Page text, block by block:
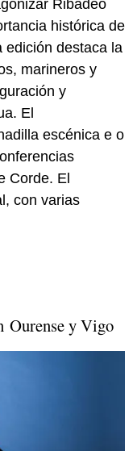
Ribadeo
histórica de
edición destaca la
marineros y
y
El
escénica e o
Corde. El
con varias
Ourense y Vigo